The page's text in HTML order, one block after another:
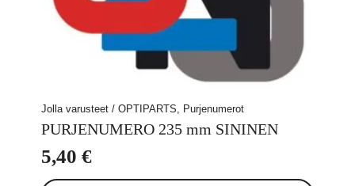
Jolla varusteet / OPTIPARTS, Purjenumerot
PURJENUMERO 235 mm SININEN
5,40 €